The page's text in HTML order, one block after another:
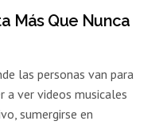
Más Que Nunca
las personas van para
a ver videos musicales
sumergirse en